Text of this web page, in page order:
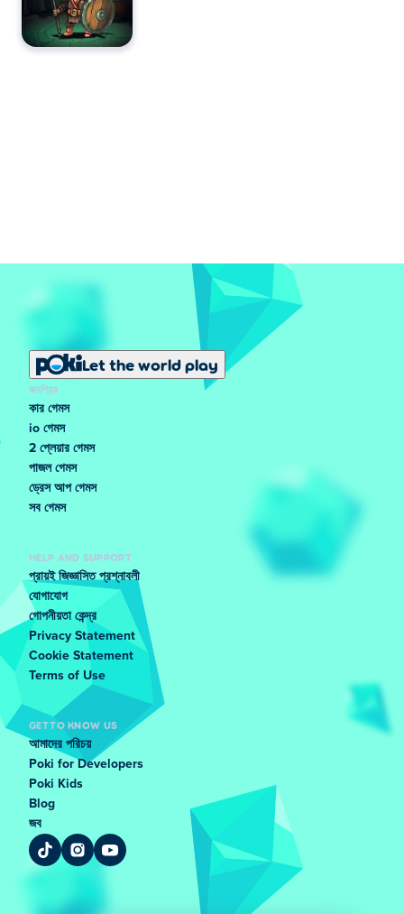
Let the world play
জনপ্রিয়
কার গেমস
io গেমস
2 প্লেয়ার গেমস
পাজল গেমস
ড্রেস আপ গেমস
সব গেমস
HELP AND SUPPORT
প্রায়ই জিজ্ঞাসিত প্রশ্নাবলী
যোগাযোগ
গোপনীয়তা কেন্দ্র
Privacy Statement
Cookie Statement
Terms of Use
GET TO KNOW US
আমাদের পরিচয়
Poki for Developers
Poki Kids
Blog
জব